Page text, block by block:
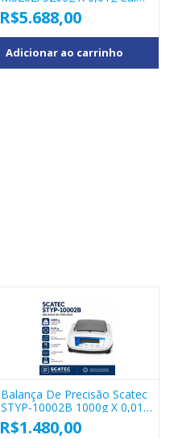
Interna – BEL
R$5.688,00
Adicionar ao carrinho
Balança De Precisão Scatec
STYP-10002B 1000g X 0,01g
RS232
R$1.480,00